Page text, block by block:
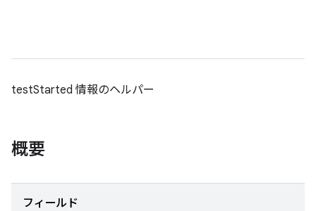
testStarted 情報のヘルパー
概要
フィールド